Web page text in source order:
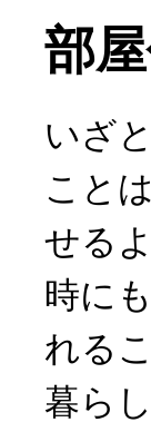
部
いざ
こと
せる
時に
れる
暮ら